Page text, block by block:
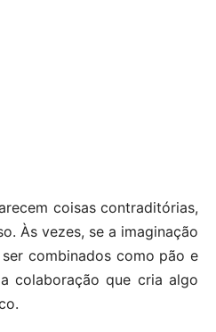
coisas contraditórias,
Às vezes, se a imaginação
combinados como pão e
colaboração que cria algo